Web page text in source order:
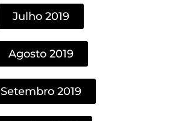
Julho 2019
Agosto 2019
Setembro 2019